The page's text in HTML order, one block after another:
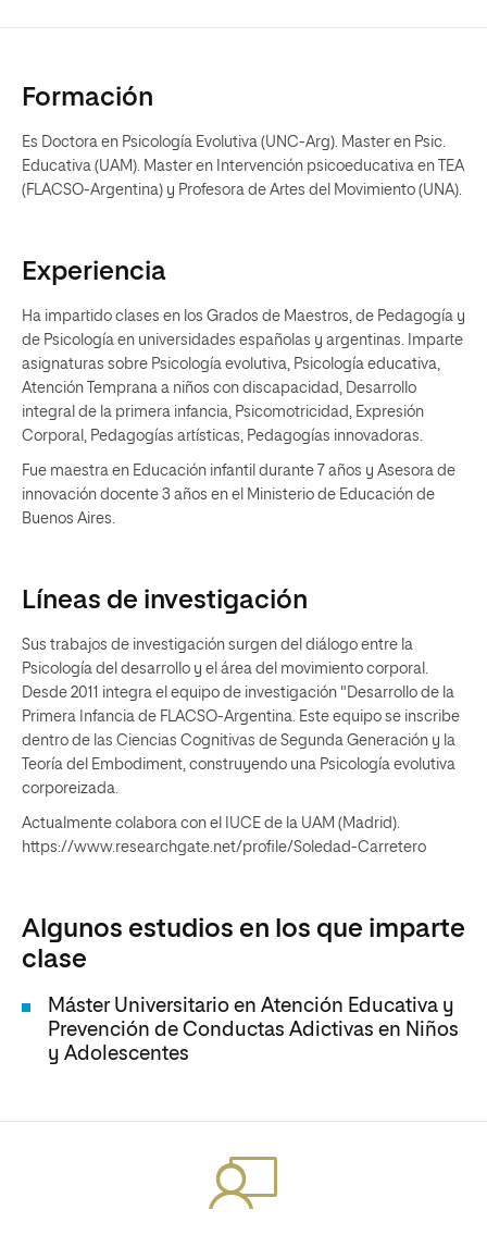
Formación
Es Doctora en Psicología Evolutiva (UNC-Arg). Master en Psic.
Educativa (UAM). Master en Intervención psicoeducativa en TEA
(FLACSO-Argentina) y Profesora de Artes del Movimiento (UNA).
Experiencia
Ha impartido clases en los Grados de Maestros, de Pedagogía y
de Psicología en universidades españolas y argentinas. Imparte
asignaturas sobre Psicología evolutiva, Psicología educativa,
Atención Temprana a niños con discapacidad, Desarrollo
integral de la primera infancia, Psicomotricidad, Expresión
Corporal, Pedagogías artísticas, Pedagogías innovadoras.
Fue maestra en Educación infantil durante 7 años y Asesora de
innovación docente 3 años en el Ministerio de Educación de
Buenos Aires.
Líneas de investigación
Sus trabajos de investigación surgen del diálogo entre la
Psicología del desarrollo y el área del movimiento corporal.
Desde 2011 integra el equipo de investigación "Desarrollo de la
Primera Infancia de FLACSO-Argentina. Este equipo se inscribe
dentro de las Ciencias Cognitivas de Segunda Generación y la
Teoría del Embodiment, construyendo una Psicología evolutiva
corporeizada.
Actualmente colabora con el IUCE de la UAM (Madrid).
https://www.researchgate.net/profile/Soledad-Carretero
Algunos estudios en los que imparte
clase
Máster Universitario en Atención Educativa y
Prevención de Conductas Adictivas en Niños
y Adolescentes